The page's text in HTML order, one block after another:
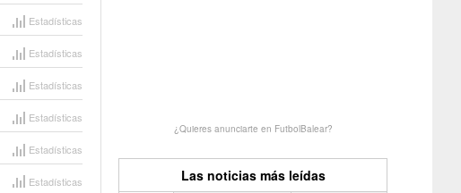
Estadísticas
Estadísticas
Estadísticas
Estadísticas
Estadísticas
Estadísticas
¿Quieres anunciarte en FutbolBalear?
Las noticias más leídas